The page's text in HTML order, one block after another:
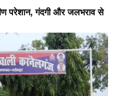
परेशान, गंदगी और जलभराव से